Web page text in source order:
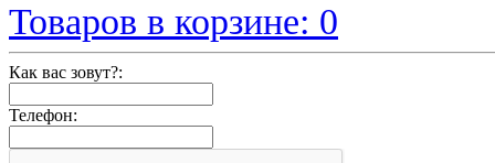
Товаров в корзине: 0
Как вас зовут?:
Телефон: